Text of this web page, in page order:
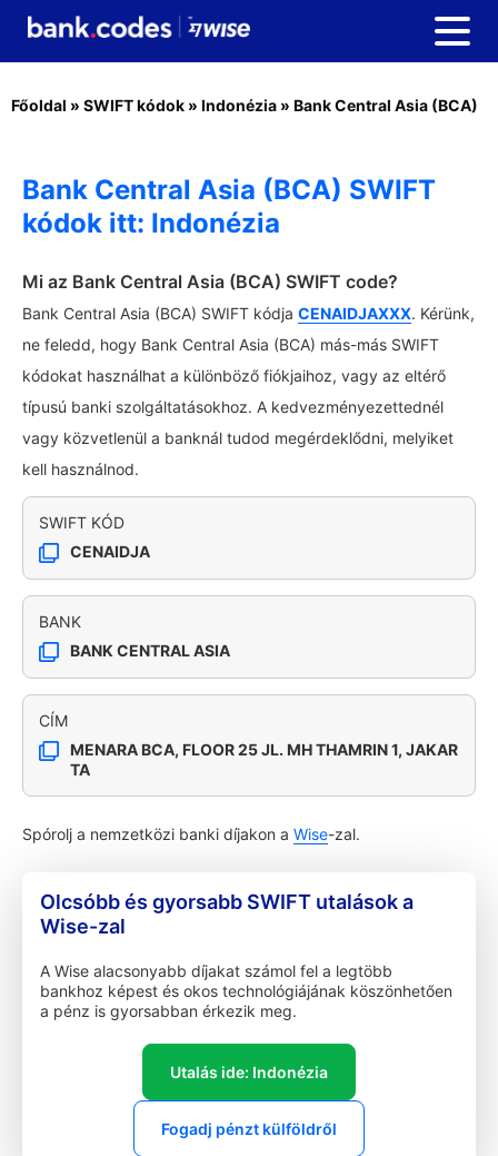
Főoldal » SWIFT kódok » Indonézia » Bank Central Asia (BCA)
Bank Central Asia (BCA) SWIFT
kódok itt: Indonézia
Mi az Bank Central Asia (BCA) SWIFT code?
Bank Central Asia (BCA) SWIFT kódja CENAIDJAXXX. Kérünk,
ne feledd, hogy Bank Central Asia (BCA) más-más SWIFT
kódokat használhat a különböző fiókjaihoz, vagy az eltérő
típusú banki szolgáltatásokhoz. A kedvezményezettednél
vagy közvetlenül a banknál tudod megérdeklődni, melyiket
kell használnod.
SWIFT KÓD
CENAIDJA
BANK
BANK CENTRAL ASIA
CÍM
MENARA BCA, FLOOR 25 JL. MH THAMRIN 1, JAKAR
TA
Spórolj a nemzetközi banki díjakon a Wise-zal.
Olcsóbb és gyorsabb SWIFT utalások a
Wise-zal
A Wise alacsonyabb díjakat számol fel a legtöbb
bankhoz képest és okos technológiájának köszönhetően
a pénz is gyorsabban érkezik meg.
Utalás ide: Indonézia
Fogadj pénzt külföldről